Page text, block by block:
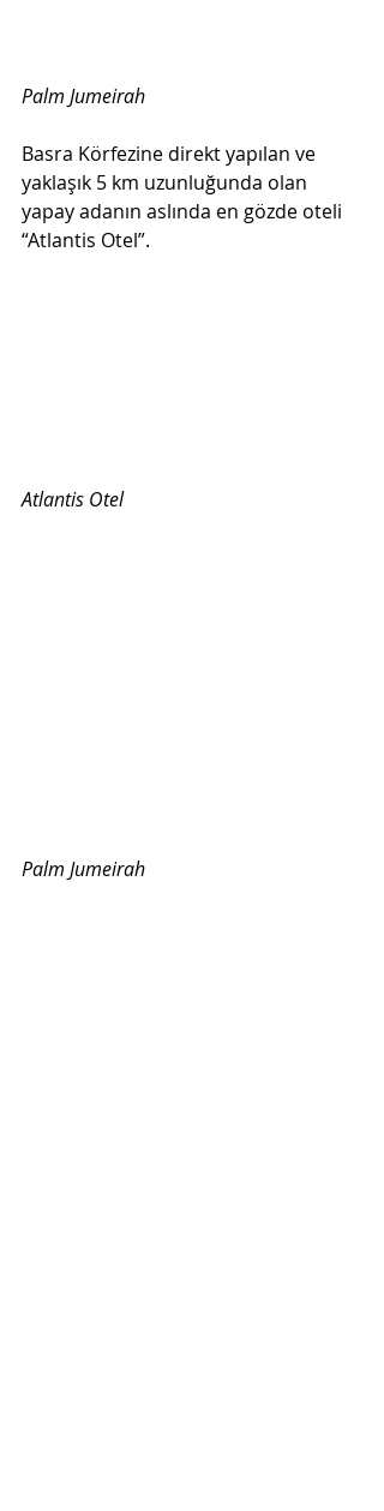
Palm Jumeirah
Basra Körfezine direkt yapılan ve
yaklaşık 5 km uzunluğunda olan
yapay adanın aslında en gözde oteli
“Atlantis Otel”.
Atlantis Otel
Palm Jumeirah